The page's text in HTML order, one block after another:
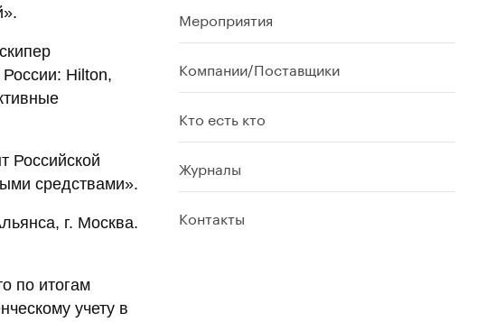
Hilton,
Российской
средствами».
г. Москва.
по итогам
учету в
Мероприятия
Компании/Поставщики
Кто есть кто
Журналы
Контакты